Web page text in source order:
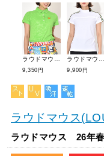
9,350円 9,900円
ラウドマウス
ラウドマウス 26年